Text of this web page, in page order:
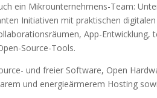
ein Mikrounternehmens-Team:
Initiativen mit praktischen
App-Entwicklung,
Source-Tools.
und freier Software, Open
und energieärmerem Hosting